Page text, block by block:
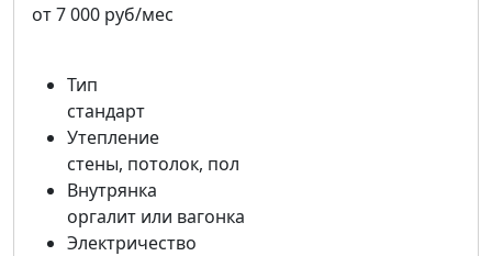
от 7 000 руб/мес
Тип
стандарт
Утепление
стены, потолок, пол
Внутрянка
оргалит или вагонка
Электричество